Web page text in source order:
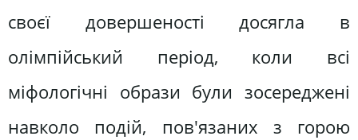
своєї довершеності досягла в
олімпійський період, коли всі
міфологічні образи були зосереджені
навколо подій, пов'язаних з горою